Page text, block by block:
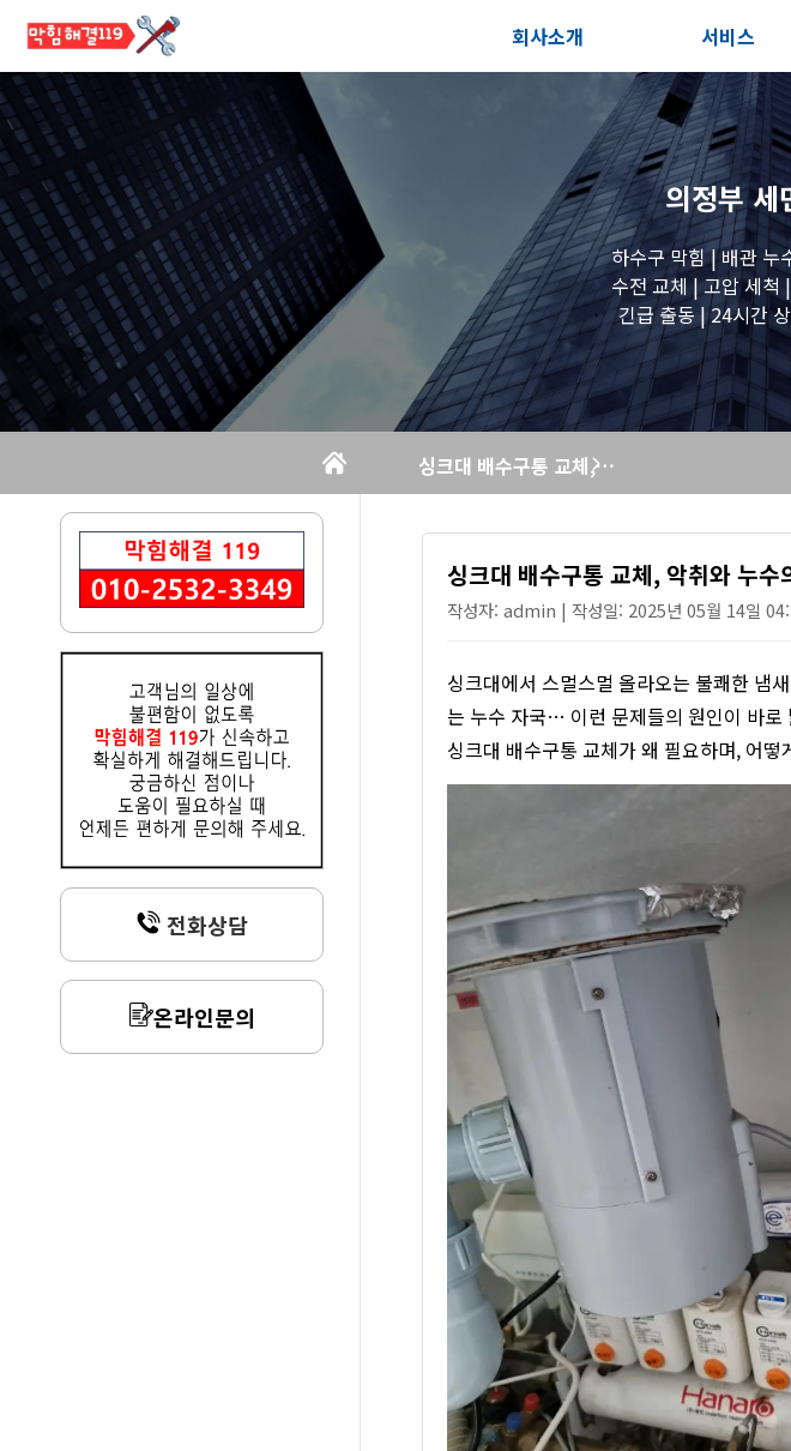
회사소개
공지사항
오시는길
서비스
서비스안내
포스트
의정부 세
하수구 막힘 | 배관 누
수전 교체 | 고압 세척
긴급 출동 | 24시간
싱크대 배수구통 교체, 악취와 누수의 근본 해결! - 막힘해결119
전화상담
온라인문의
싱크대 배수구통 교체, 악취와 누
작성자: admin | 작성일: 2025년 05월 14일
싱크대에서 스멀스멀 올라오는 불쾌한 냄
는 누수 자국… 이런 문제들의 원인이 바로
싱크대 배수구통 교체가 왜 필요하며, 어